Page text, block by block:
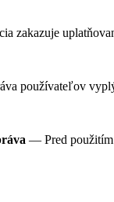
zakazuje
používateľov
— Pred použitím